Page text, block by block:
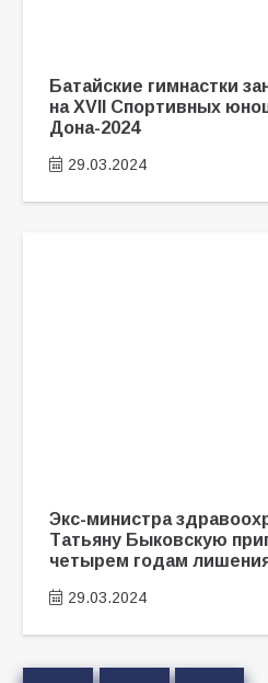
Батайские гимнастки
на XVII Спортивных
Дона-2024
29.03.2024
Экс-министра
Татьяну Быковскую
четырем годам
29.03.2024